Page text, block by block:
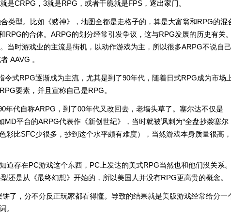
是CRPG，3就是RPG，或者干脆就是FPS，逐出家门。
类型。比如《赌神》，地图全都是走格子的，算是大富翁和RPG的混
的合体。ARPG的划分经常引发争议，这与RPG发展的历史有关。
当时游戏业的主流是街机，以动作游戏为主，所以很多ARPG不说自己
AAVG 。
令式RPG逐渐成为主流，尤其是到了90年代，随着日式RPG成为市场
要素，并且宣称自己是RPG。
年代自称ARPG，到了00年代又改回去，老墙头草了。塞尔达不仅是
平台的ARPG代表作《新创世纪》，当时就被讽刺为“全盘抄袭塞尔
彩比SFC少很多，抄到这个水平颇有难度），当然游戏本身质量很高，
道存在PC游戏这个东西，PC上发达的美式RPG当然也和他们没关系。
还是从《最终幻想》开始的，所以美国人并没有RPG更高贵的概念。
了，分不分反正玩家都看得懂。导致的结果就是美版游戏经常给分一
。